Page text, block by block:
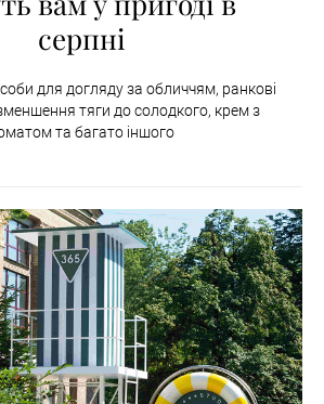
серпні
для догляду за обличчям, ранкові
тяги до солодкого, крем з
та багато іншого